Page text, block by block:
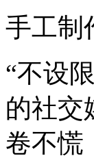
手工制
“不设
的社交
卷不慌